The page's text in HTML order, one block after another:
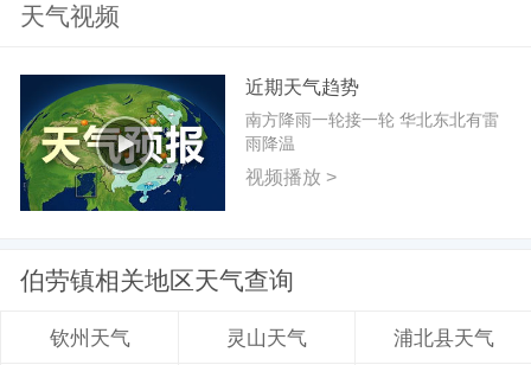
天气视频
近期天气趋势
南方降雨一轮接一轮 华北东北有雷
雨降温
视频播放 >
伯劳镇相关地区天气查询
钦州天气 灵山天气 浦北县天气